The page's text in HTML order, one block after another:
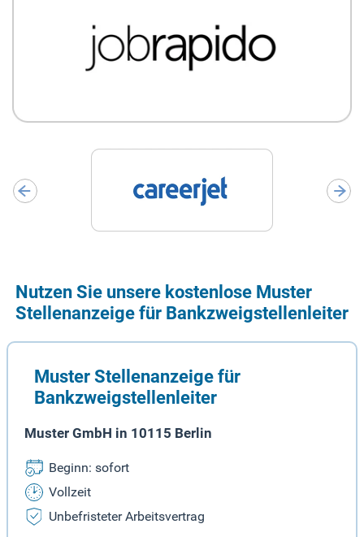
Nutzen Sie unsere kostenlose Muster
Stellenanzeige für Bankzweigstellenleiter
Muster Stellenanzeige für
Bankzweigstellenleiter
Muster GmbH in 10115 Berlin
Beginn: sofort
Vollzeit
Unbefristeter Arbeitsvertrag